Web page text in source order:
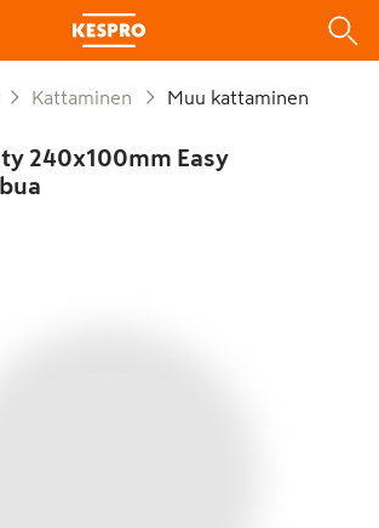
Kattaminen Muu kattaminen
240x100mm Easy